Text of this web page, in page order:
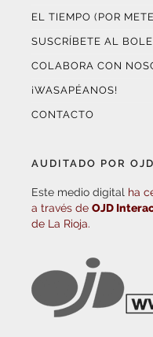
EL TIEMPO (POR
SUSCRÍBETE AL
COLABORA CON
¡WASAPÉANOS!
CONTACTO
AUDITADO POR
Este medio digital ha
a través de OJD
de La Rioja.